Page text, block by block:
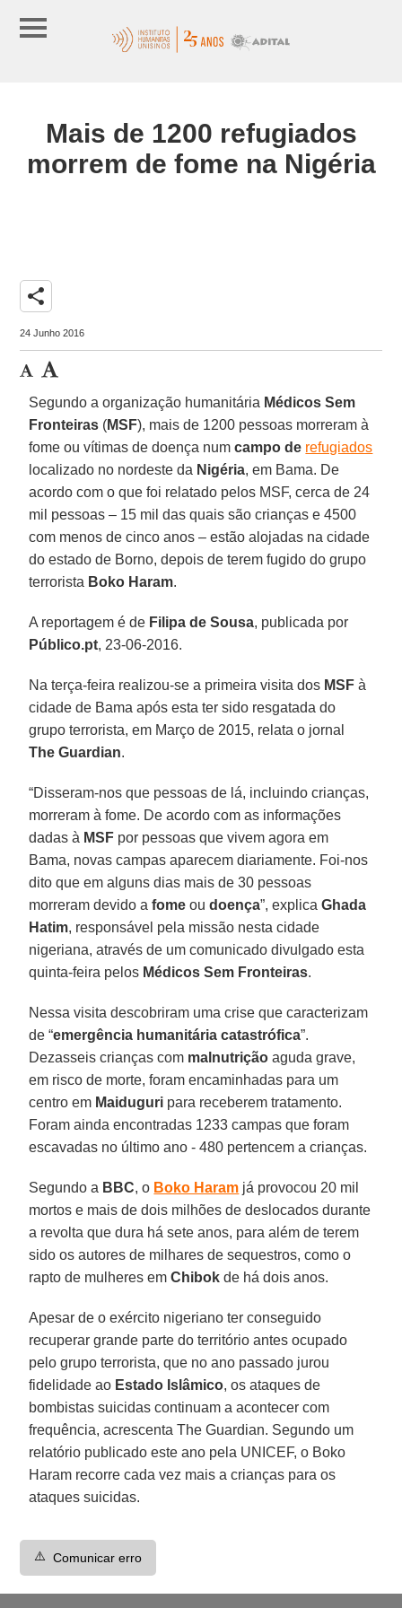
Mais de 1200 refugiados
morrem de fome na Nigéria
share
24 Junho 2016
Segundo a organização humanitária Médicos Sem
Fronteiras (MSF), mais de 1200 pessoas morreram à
fome ou vítimas de doença numcampo de refugiados
localizado no nordeste da Nigéria, em Bama. De
acordo com o que foi relatado pelos MSF, cerca de 24
mil pessoas – 15 mil das quais são crianças e 4500
com menos de cinco anos – estão alojadas na cidade
do estado de Borno, depois de terem fugido do grupo
terrorista Boko Haram.
A reportagem é de Filipa de Sousa, publicada por
Público.pt, 23-06-2016.
Na terça-feira realizou-se a primeira visita dos MSF à
cidade de Bama após esta ter sido resgatada do
grupo terrorista, em Março de 2015, relata o jornal
The Guardian.
“Disseram-nos que pessoas de lá, incluindo crianças,
morreram à fome. De acordo com as informações
dadas à MSF por pessoas que vivem agora em
Bama, novas campas aparecem diariamente. Foi-nos
dito que em alguns dias mais de 30 pessoas
morreram devido afome oudoença”, explicaGhada
Hatim, responsável pela missão nesta cidade
nigeriana, através de um comunicado divulgado esta
quinta-feira pelos Médicos Sem Fronteiras.
Nessa visita descobriram uma crise que caracterizam
de “emergência humanitária catastrófica”.
Dezasseis crianças com malnutrição aguda grave,
em risco de morte, foram encaminhadas para um
centro em Maiduguri para receberem tratamento.
Foram ainda encontradas 1233 campas que foram
escavadas no último ano - 480 pertencem a crianças.
Segundo a BBC, o Boko Haram já provocou 20 mil
mortos e mais de dois milhões de deslocados durante
a revolta que dura há sete anos, para além de terem
sido os autores de milhares de sequestros, como o
rapto de mulheres emChibok de há dois anos.
Apesar de o exército nigeriano ter conseguido
recuperar grande parte do território antes ocupado
pelo grupo terrorista, que no ano passado jurou
fidelidade ao Estado Islâmico, os ataques de
bombistas suicidas continuam a acontecer com
frequência, acrescenta The Guardian. Segundo um
relatório publicado este ano pela UNICEF, o Boko
Haram recorre cada vez mais a crianças para os
ataques suicidas.
⚠️ Comunicar erro